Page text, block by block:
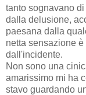
tanto sognavano
dalla delusione,
paesana dalla
netta sensazione
dall'incidente.
Non sono una
amarissimo mi ha
stavo guardando